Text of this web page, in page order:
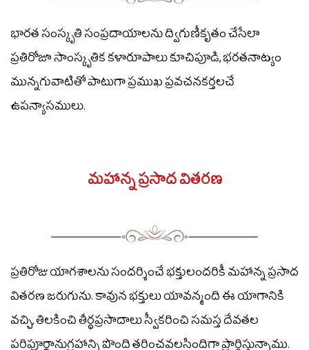
భారత సంస్కృతి సంప్రదాయాలను ద్విగుణీకృతం చేసేలా
ప్రతిరోజూ సాంస్కృతిక కళారూపాలు కూచిపూడి, భరతనాట్యం
మున్నగువాటితో పాటుగా ప్రముఖ ప్రవచనకర్తలచే
ఉపన్యాసములు.
మహాన్న ప్రసాద వితరణ
ప్రతిరోజు యాగశాలను సందర్శించే భక్తులందరికీ మహాన్న ప్రసాద
వితరణ జరుగును. కావున భక్తులు యావన్మంది ఈ యాగానికి
వచ్చి, తిలకించి తీర్థప్రసాదాలు స్వీకరించి సమస్త దేవతల